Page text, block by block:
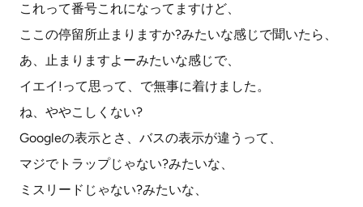
これって番号これになってますけど、
ここの停留所止まりますか?みたいな感じで聞いたら、
あ、止まりますよーみたいな感じで、
イエイ!って思って、で無事に着けました。
ね、ややこしくない?
Googleの表示とさ、バスの表示が違うって、
マジでトラップじゃない?みたいな、
ミスリードじゃない?みたいな、